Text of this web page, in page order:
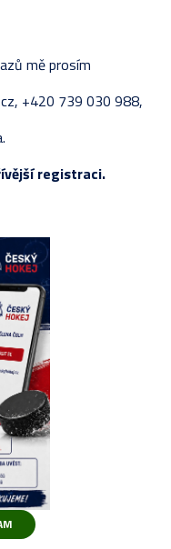
mě prosím
+420 739 030 988,
registraci.